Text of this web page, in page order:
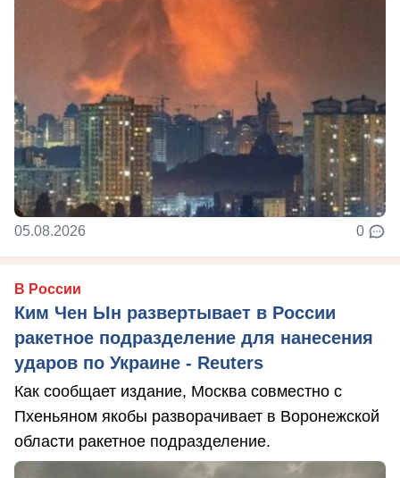
05.08.2026 0
В России
Ким Чен Ын развертывает в России
ракетное подразделение для нанесения
ударов по Украине - Reuters
Как сообщает издание, Москва совместно с
Пхеньяном якобы разворачивает в Воронежской
области ракетное подразделение.